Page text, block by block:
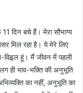
11 दिन बचे हैं। मेरा सौभाग्य
मिल रहा है। ये मेरे लिए
हूं। मैं जीवन में पहली
ही भाव-भक्ति की अनुभूति
का नहीं, अनुभूति का